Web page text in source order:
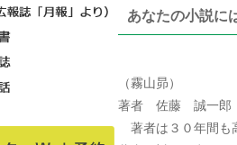
あなたの小説に
（霧山昴）
著者 佐藤 誠一
著者は３０年間も